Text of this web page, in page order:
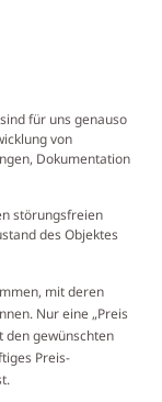
für uns genauso
von
Dokumentation
störungsfreien
des Objektes
mit deren
Nur eine „Preis
den gewünschten
Preis-